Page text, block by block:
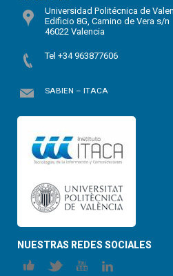
Universidad Politécnica de
Edificio 8G, Camino de Vera s/n
46022 Valencia
Tel +34 963877606
SABIEN – ITACA
NUESTRAS REDES SOCIALES